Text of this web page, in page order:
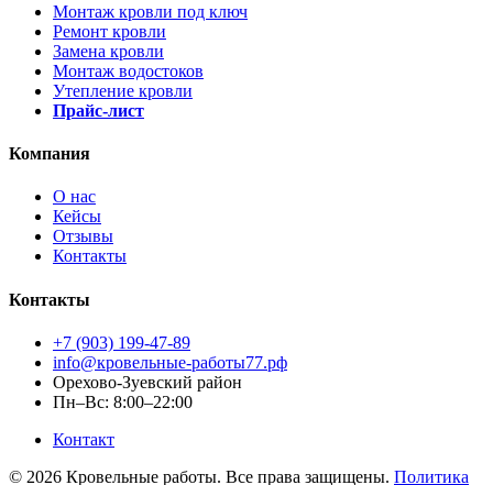
Монтаж кровли под ключ
Ремонт кровли
Замена кровли
Монтаж водостоков
Утепление кровли
Прайс-лист
Компания
О нас
Кейсы
Отзывы
Контакты
Контакты
+7 (903) 199-47-89
info@кровельные-работы77.рф
Орехово-Зуевский район
Пн–Вс: 8:00–22:00
Контакт
© 2026 Кровельные работы. Все права защищены. Политика